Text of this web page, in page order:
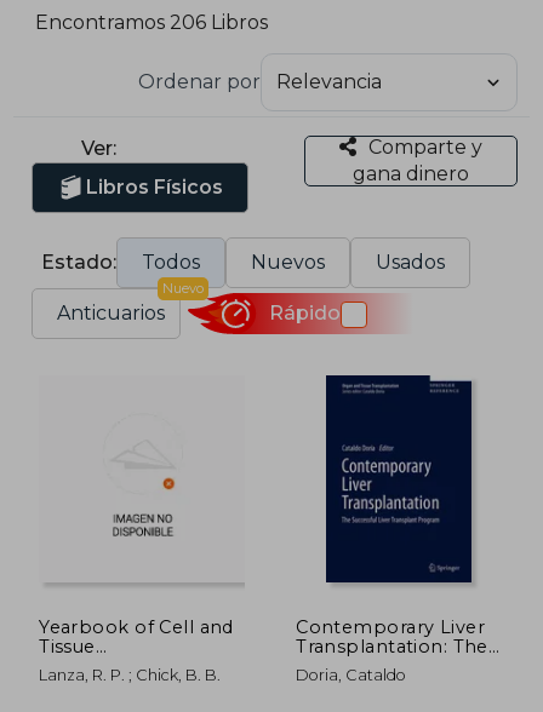
Encontramos 206 Libros
Ordenar por
Ver:
Libros Físicos
Comparte y
gana dinero
Estado: Todos Nuevos Usados
Anticuarios
Nuevo
Rápido
Yearbook of Cell and
Tissue
Transplantation 1996-
1997 (en Inglés)
Lanza, R. P. ; Chick, B. B.
Contemporary Liver
Transplantation: The
Successful Liver
Transplant Program
Doria, Cataldo